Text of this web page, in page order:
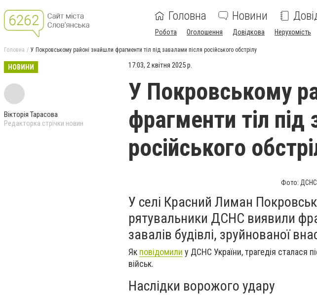
Головна Новини
Робота Оголошення Довідкова Нерухомість
Головна У Покровському районі знайшли фрагменти тіл під завалами після російського обстрілу
НОВИНИ
Вікторія Тарасова
Редакторка стрічки новин
17:03, 2 квітня 2025 р.
У Покровському
фрагменти тіл під
російського
Фото: ДСНС
У селі Красний Лиман
рятувальники ДСНС виявили
завалів будівлі, зруйнованої
Як повідомили у ДСНС України, трагедія сталася
військ.
Наслідки ворожого удару